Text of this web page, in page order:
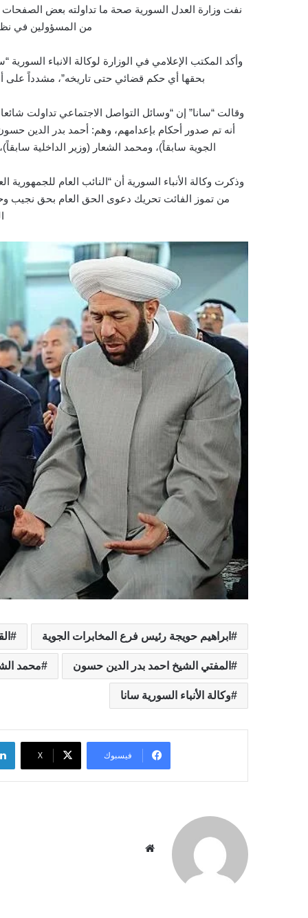
نفت وزارة العدل السورية صحة ما تداولته بعض
من المسؤولين في
وأكد المكتب الإعلامي في الوزارة لوكالة الانباء
بحقها أي حكم قضائي حتى تاريخه”، مشدداً
وقالت “سانا” إن “وسائل التواصل الاجتماعي تداولت
أنه تم صدور أحكام بإعدامهم، وهم: أحمد بدر الدين
الجوية سابقاً)، ومحمد الشعار (وزير الداخلية
وذكرت
من تموز الفائت تحريك دعوى الحق العام بحق نجيب
ابراهيم حويجة رئيس فرع المخابرات الجوية
المفتي الشيخ احمد بدر الدين حسون محمد
وكالة الأنباء السورية سانا
فيسبوك ‫X